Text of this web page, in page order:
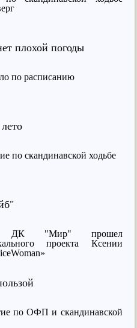
плохой погоды
по расписанию
по скандинавской ходьбе
ДК "Мир" прошел
проекта Ксении
по ОФП и скандинавской